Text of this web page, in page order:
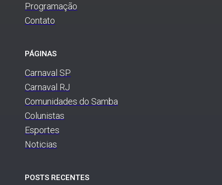
Programação
Contato
PÁGINAS
Carnaval SP
Carnaval RJ
Comunidades do Samba
Colunistas
Esportes
Noticias
POSTS RECENTES